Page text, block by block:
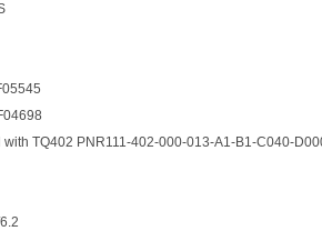
TQ402 PNR111-402-000-013-A1-B1-C040-
6.2